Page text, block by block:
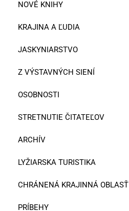
NOVÉ KNIHY
KRAJINA A ĽUDIA
JASKYNIARSTVO
Z VÝSTAVNÝCH SIENÍ
OSOBNOSTI
STRETNUTIE ČITATEĽOV
ARCHÍV
LYŽIARSKA TURISTIKA
CHRÁNENÁ KRAJINNÁ OBLASŤ
PRÍBEHY